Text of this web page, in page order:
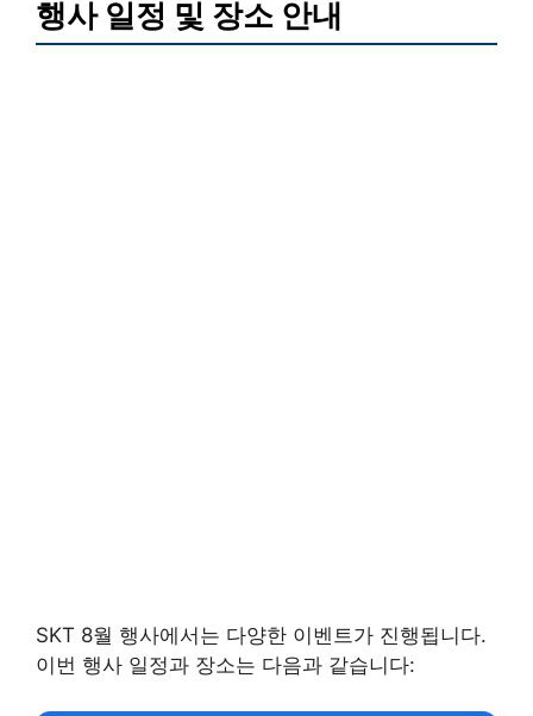
행사 일정 및 장소 안내
SKT 8월 행사에서는 다양한 이벤트가 진행됩니다.
이번 행사 일정과 장소는 다음과 같습니다: